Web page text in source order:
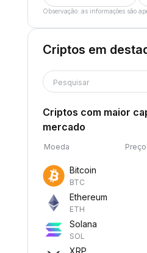
Observação: as informações são
Criptos em
Pesquisar
Criptos com maior
mercado
Moeda
Bitcoin
BTC
Ethereum
ETH
Solana
SOL
XRP